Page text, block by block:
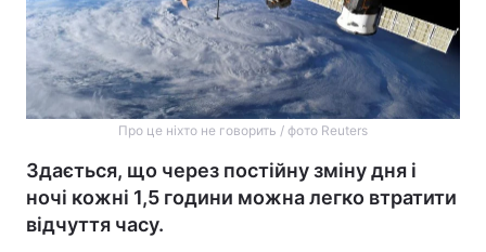
Про це ніхто не говорить / фото Reuters
Здається, що через постійну зміну дня і
ночі кожні 1,5 години можна легко втратити
відчуття часу.